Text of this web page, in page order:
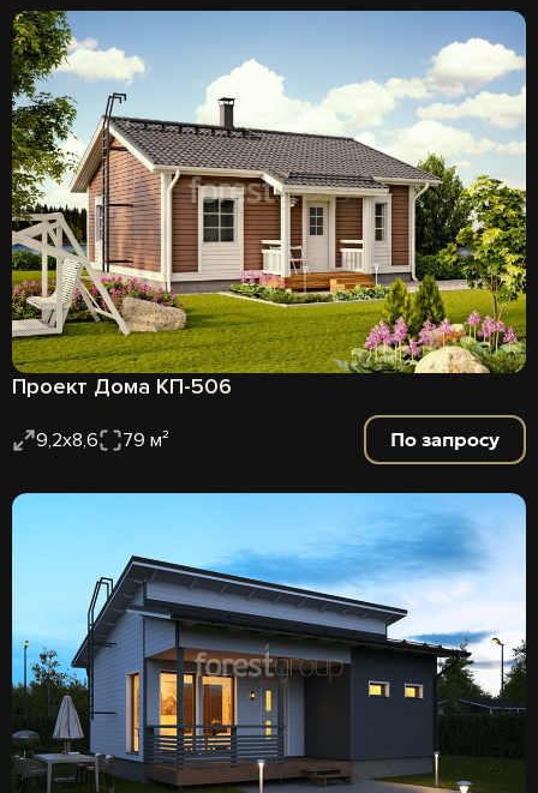
Проект Дома КП-506
9,2х8,6 79 м² По запросу